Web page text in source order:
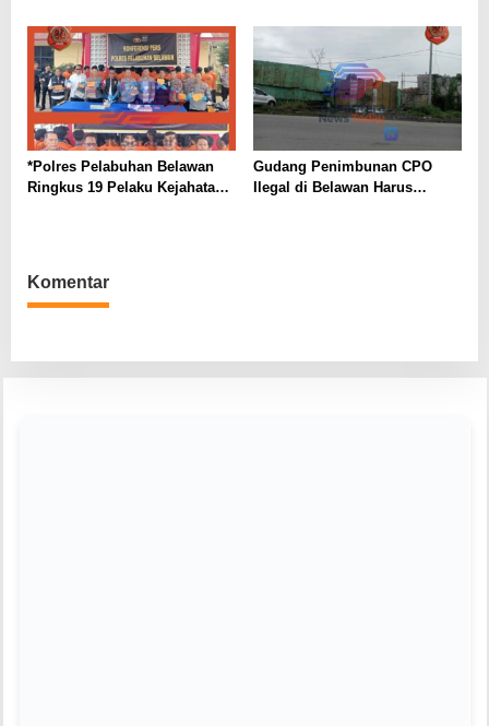
*Polres Pelabuhan Belawan
Ringkus 19 Pelaku Kejahatan,
Gudang Penimbunan CPO
Ilegal di Belawan Harus
Komentar